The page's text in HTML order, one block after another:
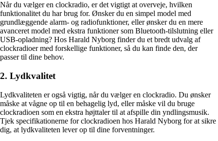
Når du vælger en clockradio, er det vigtigt at overveje, hvilken
funktionalitet du har brug for. Ønsker du en simpel model med
grundlæggende alarm- og radiofunktioner, eller ønsker du en mere
avanceret model med ekstra funktioner som Bluetooth-tilslutning eller
USB-opladning? Hos Harald Nyborg finder du et bredt udvalg af
clockradioer med forskellige funktioner, så du kan finde den, der
passer til dine behov.
2. Lydkvalitet
Lydkvaliteten er også vigtig, når du vælger en clockradio. Du ønsker
måske at vågne op til en behagelig lyd, eller måske vil du bruge
clockradioen som en ekstra højttaler til at afspille din yndlingsmusik.
Tjek specifikationerne for clockradioen hos Harald Nyborg for at sikre
dig, at lydkvaliteten lever op til dine forventninger.